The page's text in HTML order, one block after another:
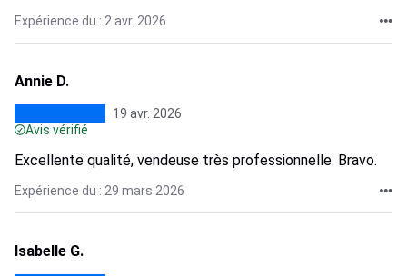
Expérience du : 2 avr. 2026
Annie D.
19 avr. 2026
Avis vérifié
Excellente qualité, vendeuse très professionnelle. Bravo.
Expérience du : 29 mars 2026
Isabelle G.